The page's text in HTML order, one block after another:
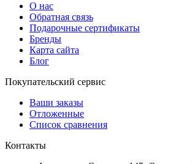
О нас
Обратная связь
Подарочные сертификаты
Бренды
Карта сайта
Блог
Покупательский сервис
Ваши заказы
Отложенные
Список сравнения
Контакты